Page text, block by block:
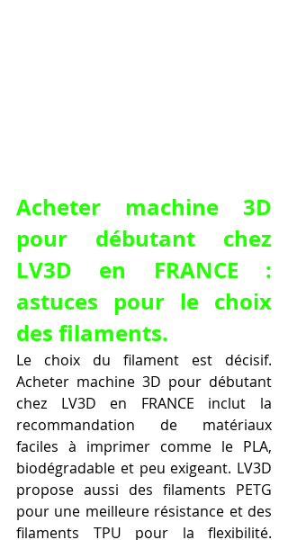
Acheter machine 3D
pour débutant chez
LV3D en FRANCE :
astuces pour le choix
des filaments.
Le choix du filament est décisif.
Acheter machine 3D pour débutant
chez LV3D en FRANCE inclut la
recommandation de matériaux
faciles à imprimer comme le PLA,
biodégradable et peu exigeant. LV3D
propose aussi des filaments PETG
pour une meilleure résistance et des
filaments TPU pour la flexibilité.